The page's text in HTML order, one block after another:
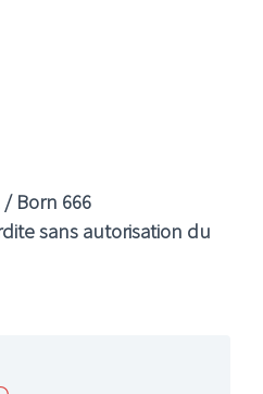
Born 666
sans autorisation du